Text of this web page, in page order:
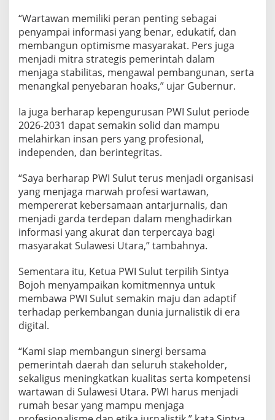
2
6
-
2
0
3
1
“Wartawan memiliki peran penting sebagai
penyampai informasi yang benar, edukatif, dan
membangun optimisme masyarakat. Pers juga
menjadi mitra strategis pemerintah dalam
menjaga stabilitas, mengawal pembangunan, serta
menangkal penyebaran hoaks,” ujar Gubernur.
Ia juga berharap kepengurusan PWI Sulut periode
2026-2031 dapat semakin solid dan mampu
melahirkan insan pers yang profesional,
independen, dan berintegritas.
“Saya berharap PWI Sulut terus menjadi organisasi
yang menjaga marwah profesi wartawan,
mempererat kebersamaan antarjurnalis, dan
menjadi garda terdepan dalam menghadirkan
informasi yang akurat dan terpercaya bagi
masyarakat Sulawesi Utara,” tambahnya.
Sementara itu, Ketua PWI Sulut terpilih Sintya
Bojoh menyampaikan komitmennya untuk
membawa PWI Sulut semakin maju dan adaptif
terhadap perkembangan dunia jurnalistik di era
digital.
“Kami siap membangun sinergi bersama
pemerintah daerah dan seluruh stakeholder,
sekaligus meningkatkan kualitas serta kompetensi
wartawan di Sulawesi Utara. PWI harus menjadi
rumah besar yang mampu menjaga